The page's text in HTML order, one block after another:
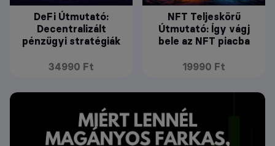
DeFi Útmutató:
Decentralizált
pénzügyi stratégiák
34990 Ft
NFT Teljeskörű
Útmutató: Így vágj
bele az NFT piacba
19990 Ft